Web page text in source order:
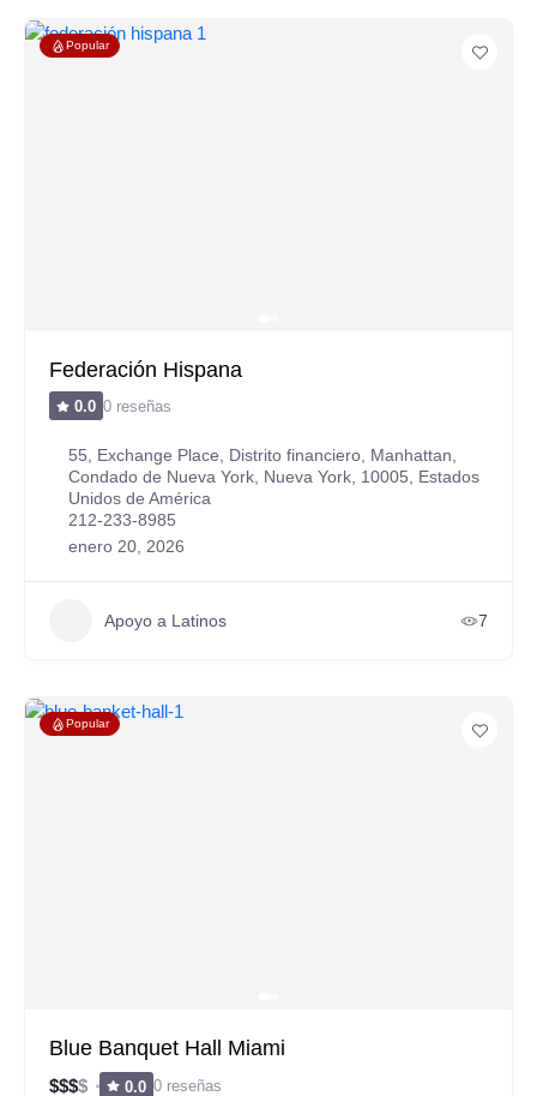
Popular
Federación Hispana
0.0 0 reseñas
55, Exchange Place, Distrito financiero, Manhattan,
Condado de Nueva York, Nueva York, 10005, Estados
Unidos de América
212-233-8985
enero 20, 2026
Apoyo a Latinos 7
Popular
Blue Banquet Hall Miami
$$$$ 0.0 0 reseñas